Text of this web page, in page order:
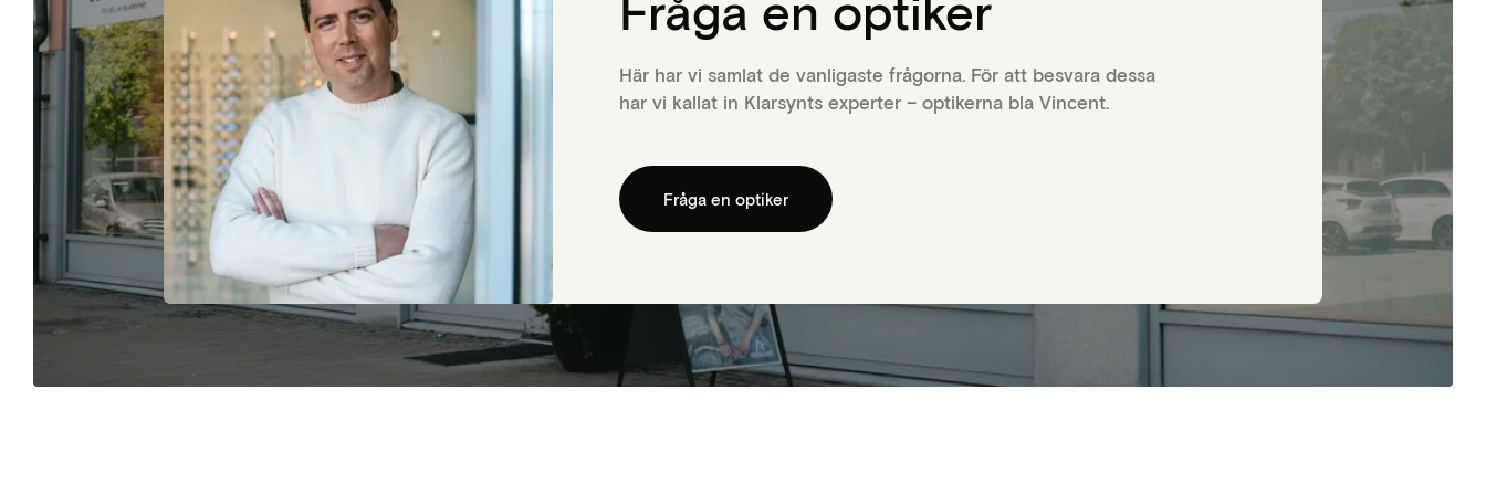
bedöma om du lider av ögon­sjukdomar eller om det finns andra
hälso­problem som påverkar din syn. Vid sådana tillfällen hänvisas
du som patient till rätt instans i vården.
Ta reda på mer om en synundersökningvia Klarsynt.
Här har vi samlat de vanligaste frågorna. För att besvara dessa
har vi kallat in Klarsynts experter – optikerna bla Vincent.
Fråga en optiker